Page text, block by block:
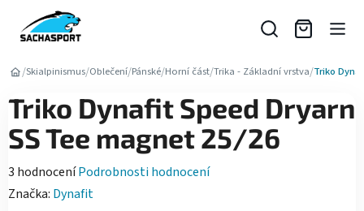
obsah
/Skialpinismus/Oblečení/Pánské/Horní část/Trika - Základní vrstva/Triko
Triko Dynafit Speed Dryarn
SS Tee magnet 25/26
Průměrné
hodnocení
3 hodnoceníPodrobnosti hodnocení
Značka: Dynafit